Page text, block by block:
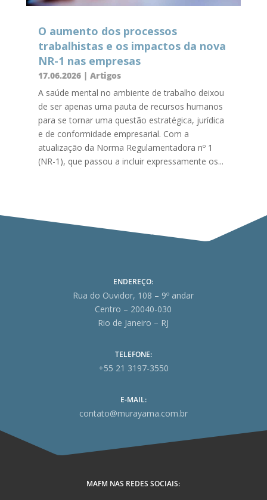
O aumento dos processos
trabalhistas e os impactos da nova
NR-1 nas empresas
17.06.2026| Artigos
A saúde mental no ambiente de trabalho deixou
de ser apenas uma pauta de recursos humanos
para se tornar uma questão estratégica, jurídica
e de conformidade empresarial. Com a
atualização da Norma Regulamentadora nº 1
(NR-1), que passou a incluir expressamente os...
ENDEREÇO:
Rua do Ouvidor, 108 – 9º andar
Centro – 20040-030
Rio de Janeiro – RJ
TELEFONE:
+55 21 3197-3550
E-MAIL:
contato@murayama.com.br
MAFM NAS REDES SOCIAIS: